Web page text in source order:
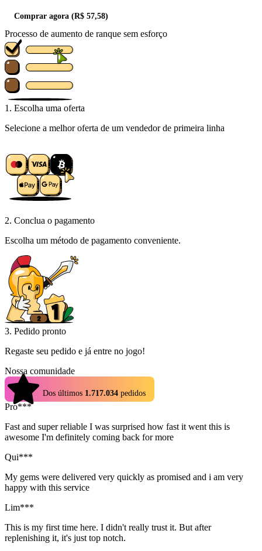
Comprar agora (R$ 57,58)
Processo de aumento de ranque sem esforço
1. Escolha uma oferta
Selecione a melhor oferta de um vendedor de primeira linha
2. Conclua o pagamento
Escolha um método de pagamento conveniente.
3. Pedido pronto
Regaste seu pedido e já entre no jogo!
Nossa comunidade
Dos últimos 1.717.034 pedidos
Pro***
Fast and super reliable I was surprised how fast it went this is
awesome I'm definitely coming back for more
Qui***
My gems were delivered very quickly as promised and i am very
happy with this service
Lim***
This is my first time here. I didn't really trust it. But after
replenishing it, it's just top notch.